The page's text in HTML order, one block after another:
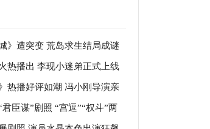
》遭突变 荒岛求生结局成谜
热播出 李现小迷弟正式上线
热播好评如潮 冯小刚导演亲
型
君臣谋”剧照 “宫逗”“权斗”两